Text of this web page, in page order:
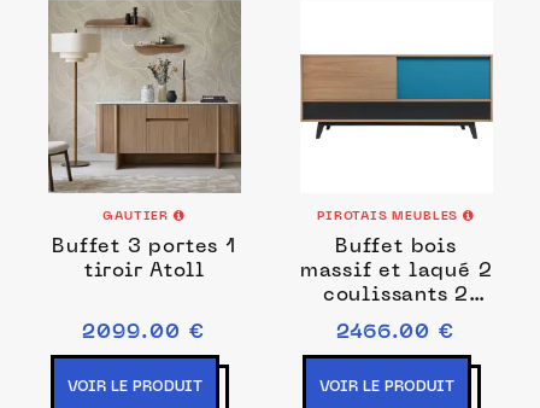
GAUTIER
Buffet 3 portes 1
tiroir Atoll
2099.00 €
VOIR LE PRODUIT
PIROTAIS MEUBLES
Buffet bois
massif et laqué 2
coulissants 2
tiroirs
2466.00 €
VOIR LE PRODUIT